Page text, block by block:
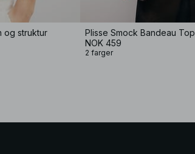
og struktur
Plisse Smock Bandeau Top
NOK 459
2 farger